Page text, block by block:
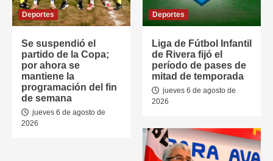
Deportes
Se suspendió el
partido de la Copa;
por ahora se
mantiene la
programación del fin
de semana
jueves 6 de agosto de
2026
Deportes
Liga de Fútbol Infantil
de Rivera fijó el
período de pases de
mitad de temporada
jueves 6 de agosto de
2026